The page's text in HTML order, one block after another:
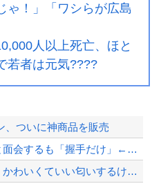
ゃ！」「ワシらが広島
人以上死亡、ほと
若者は元気????
、ついに神商品を販売
高市総理、被爆体験者と面会するも「握手だけ」←何のために会うんだよ…
ワイの職場の後輩女子、かわいくていい匂いするけどマジでとんでもなく無能